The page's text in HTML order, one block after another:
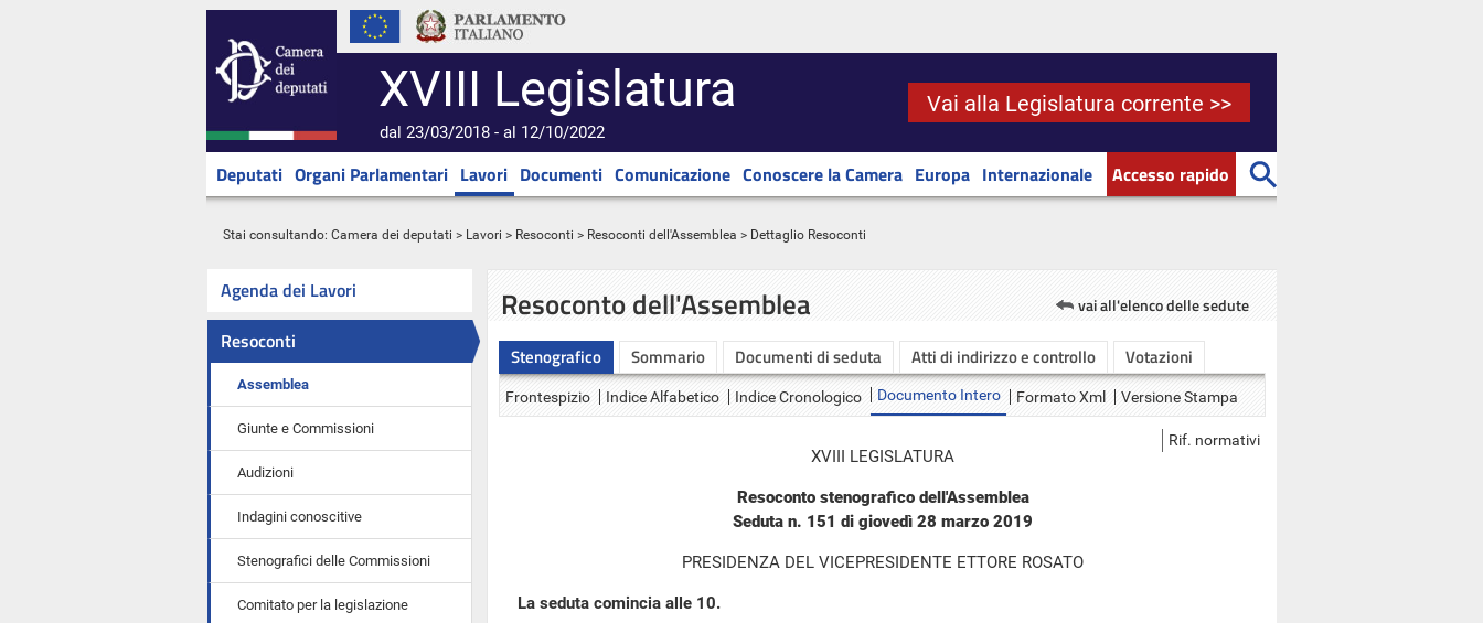
XVIII Legislatura
dal 23/03/2018 - al 12/10/2022
Vai alla Legislatura corrente >>
Deputati Organi Parlamentari Lavori Documenti Comunicazione Conoscere la Camera Europa Internazionale Accesso rapido
Stai consultando: Camera dei deputati > Lavori > Resoconti > Resoconti dell'Assemblea > Dettaglio Resoconti
Agenda dei Lavori
Resoconti
Assemblea
Giunte e Commissioni
Audizioni
Indagini conoscitive
Stenografici delle Commissioni
Comitato per la legislazione
Resoconto dell'Assemblea vai all'elenco delle sedute
Stenografico Sommario Documenti di seduta Atti di indirizzo e controllo Votazioni
Frontespizio Indice Alfabetico Indice Cronologico Documento Intero Formato Xml Versione Stampa
Rif. normativi
XVIII LEGISLATURA
Resoconto stenografico dell'Assemblea
Seduta n. 151 di giovedì 28 marzo 2019
PRESIDENZA DEL VICEPRESIDENTE ETTORE ROSATO
La seduta comincia alle 10.